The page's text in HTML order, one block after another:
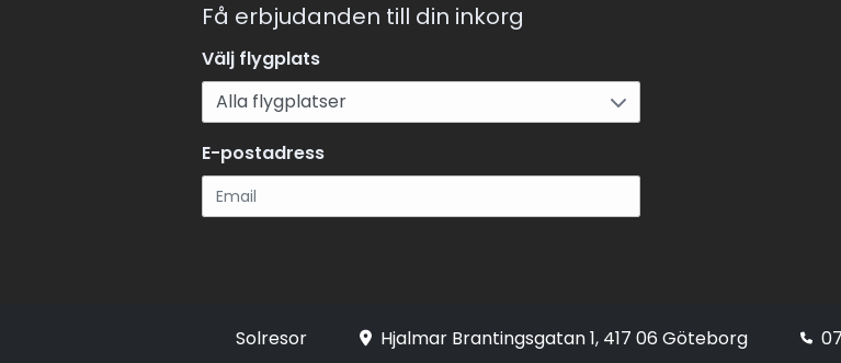
Få erbjudanden till din inkorg
Välj flygplats
E-postadress
Solresor Hjalmar Brantingsgatan 1, 417 06 Göteborg